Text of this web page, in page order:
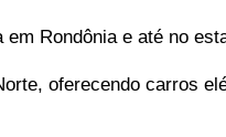
Rondônia e até no
oferecendo carros